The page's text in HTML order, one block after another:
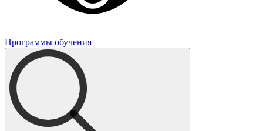
Программы обучения